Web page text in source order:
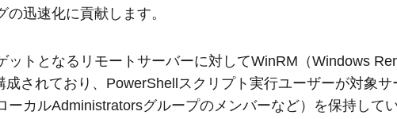
の迅速化に貢献します。
ットとなるリモートサーバーに対してWinRM（Windows
成されており、PowerShellスクリプト実行ユーザーが対象サ
ーカルAdministratorsグループのメンバーなど）を保持して